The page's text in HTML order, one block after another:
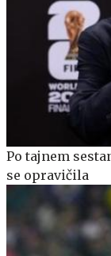
Po tajnem
se opravičila